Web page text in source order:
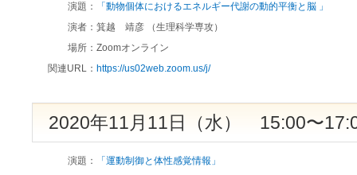
演題：
「動物個体におけるエネルギー代謝の動的平衡と脳 」
演者： 箕越 靖彦 （生理科学専攻）
場所： Zoomオンライン
関連URL： https://us02web.zoom.us/j/
2020年11月11日（水） 15:00〜
演題：
「運動制御と体性感覚情報」